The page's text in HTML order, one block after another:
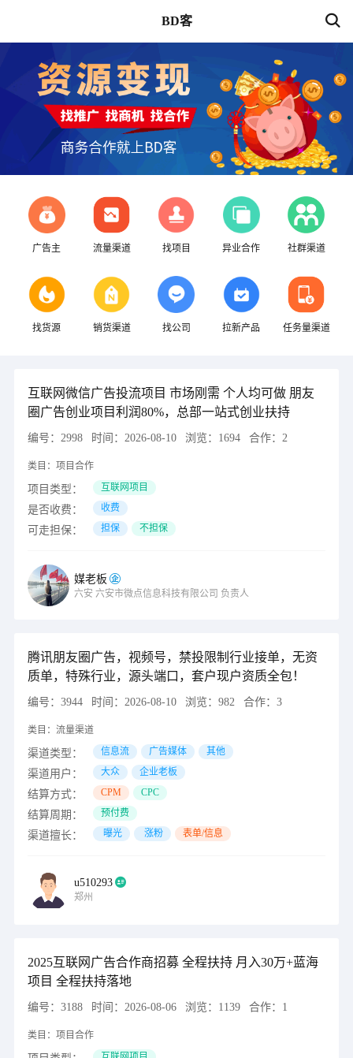
BD客
广告主 流量渠道 找项目 异业合作 社群渠道
找货源 销货渠道 找公司 拉新产品 任务量渠道
互联网微信广告投流项目 市场刚需 个人均可做 朋友
圈广告创业项目利润80%，总部一站式创业扶持
编号： 2998 时间： 2026-08-10 浏览： 1694 合作： 2
类目： 项目合作
项目类型： 互联网项目
是否收费： 收费
可走担保： 担保 不担保
媒老板
六安 六安市微点信息科技有限公司 负责人
腾讯朋友圈广告，视频号，禁投限制行业接单，无资
质单，特殊行业，源头端口，套户现户资质全包！
编号： 3944 时间： 2026-08-10 浏览： 982 合作： 3
类目： 流量渠道
渠道类型： 信息流 广告媒体 其他
渠道用户： 大众 企业老板
结算方式： CPM CPC
结算周期： 预付费
渠道擅长： 曝光 涨粉 表单/信息
u510293
郑州
2025互联网广告合作商招募 全程扶持 月入30万+蓝海
项目 全程扶持落地
编号： 3188 时间： 2026-08-06 浏览： 1139 合作： 1
类目： 项目合作